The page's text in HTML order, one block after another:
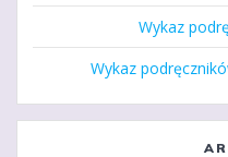
Wykaz
Wykaz